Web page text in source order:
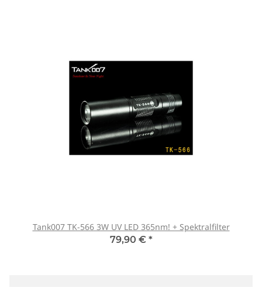
Tank007 TK-566 3W UV LED 365nm! + Spektralfilter
79,90 € *